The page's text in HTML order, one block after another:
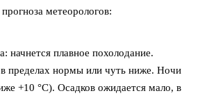
метеорологов:
начнется плавное похолодание.
в пределах нормы или чуть ниже. Ночи
+10 °C). Осадков ожидается мало, в